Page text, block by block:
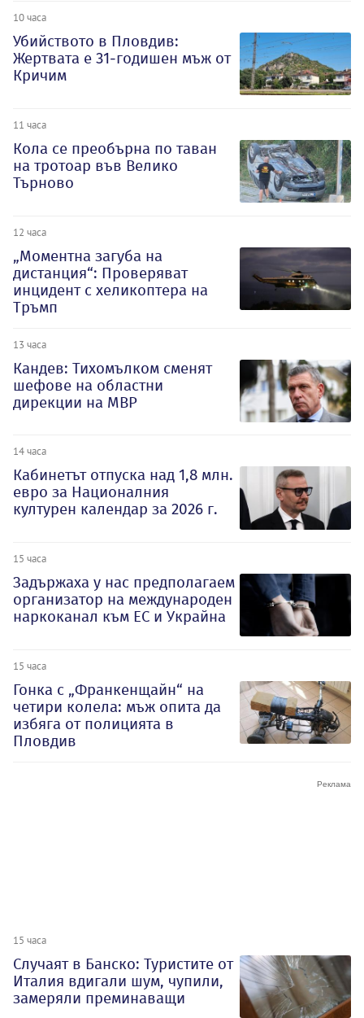
10 часа
Убийството в Пловдив:
Жертвата е 31-годишен мъж от
Кричим
11 часа
Кола се преобърна по таван
на тротоар във Велико
Търново
12 часа
„Моментна загуба на
дистанция“: Проверяват
инцидент с хеликоптера на
Тръмп
13 часа
Кандев: Тихомълком сменят
шефове на областни
дирекции на МВР
14 часа
Кабинетът отпуска над 1,8 млн.
евро за Националния
културен календар за 2026 г.
15 часа
Задържаха у нас предполагаем
организатор на международен
наркоканал към ЕС и Украйна
15 часа
Гонка с „Франкенщайн“ на
четири колела: мъж опита да
избяга от полицията в
Пловдив
15 часа
Случаят в Банско: Туристите от
Италия вдигали шум, чупили,
замеряли преминаващи